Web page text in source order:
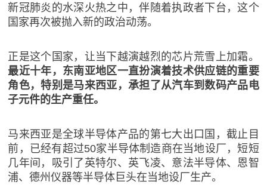
新冠肺炎的水深火热之中，伴随着执政者下台，这个
国家再次被抛入新的政治动荡。
正是这个国家，让当下越演越烈的芯片荒雪上加霜。
最近十年，东南亚地区一直扮演着技术供应链的重要
角色，特别是马来西亚，承担了从汽车到数码产品电
子元件的生产重任。
马来西亚是全球半导体产品的第七大出口国，截止目
前，已经有超过50家半导体制造商在当地设厂，短短
几年间，吸引了英特尔、英飞凌、意法半导体、恩智
浦、德州仪器等半导体巨头在当地设厂生产。